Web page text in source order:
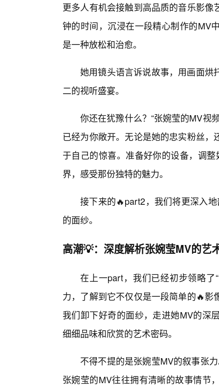
更多人有机会接触到高品质的音乐影
钟的时间，沉浸在一段精心制作的MV
是一种放松和治愈。
她用镜头语言诉说故事，用画面烘
二的视听盛宴。
你还在犹豫什么？“张婉莹的MV视
已经为你敞开。无论是她的忠实粉丝
于自己的惊喜。准备好你的设备，调
界，感受那份独特的魅力。
接下来的🔥part2，我们将更深入
的面纱。
高潮💡：深度解析张婉莹MV的艺
在上一part，我们已经初步领略了
力，了解到它不仅仅是一段简单的🔥
我们卸下好奇的面纱，走进她MV的深
细细品味和欣赏的艺术密码。
不得不提的是张婉莹MV的叙事张
张婉莹的MV往往拥有清晰的故事情节